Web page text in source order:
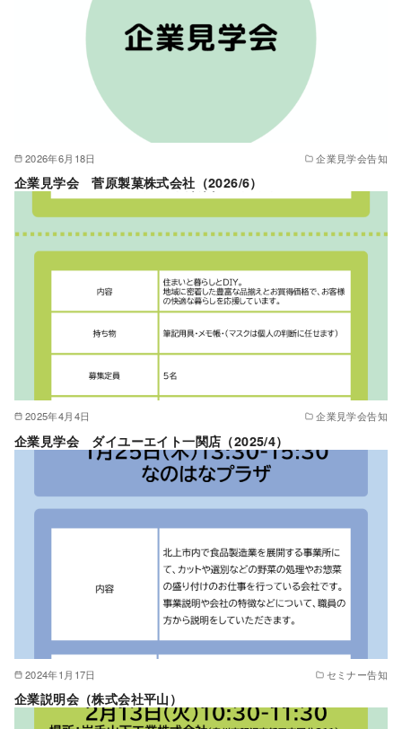
2026年6月18日 企業見学会告知
企業見学会 菅原製菓株式会社（2026/6）
2025年4月4日 企業見学会告知
企業見学会 ダイユーエイト一関店（2025/4）
2024年1月17日 セミナー告知
企業説明会（株式会社平山）